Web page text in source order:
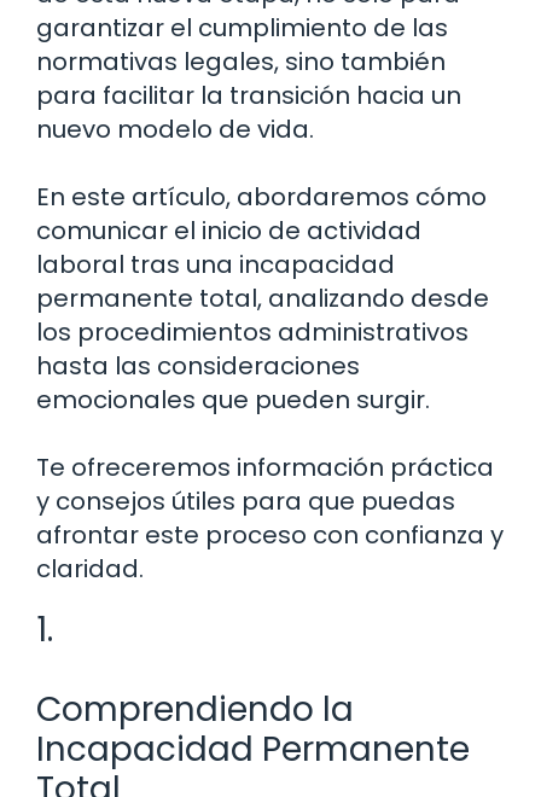
garantizar el cumplimiento de las
normativas legales, sino también
para facilitar la transición hacia un
nuevo modelo de vida.
En este artículo, abordaremos cómo
comunicar el inicio de actividad
laboral tras una incapacidad
permanente total, analizando desde
los procedimientos administrativos
hasta las consideraciones
emocionales que pueden surgir.
Te ofreceremos información práctica
y consejos útiles para que puedas
afrontar este proceso con confianza y
claridad.
1.
Comprendiendo la
Incapacidad Permanente